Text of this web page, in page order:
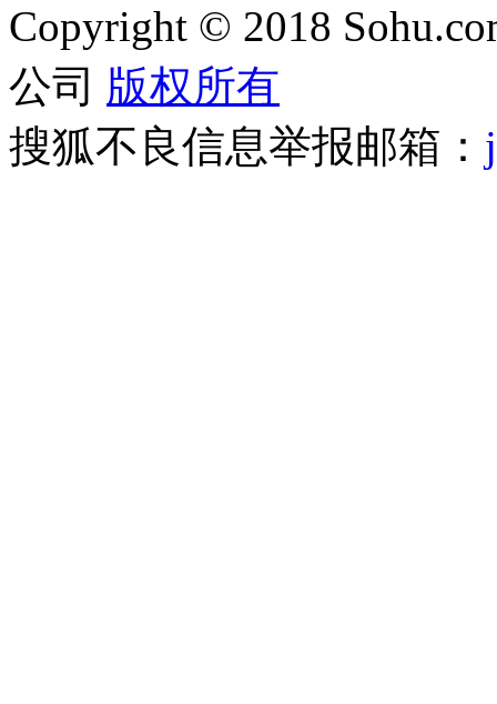
Copyright © 2018
公司 版权所有
搜狐不良信息举报邮箱：